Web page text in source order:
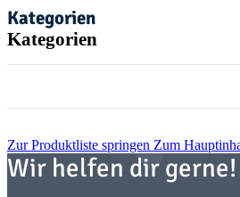
Kategorien
Kategorien
Zur Produktliste springen Zum
Wir helfen dir gerne!